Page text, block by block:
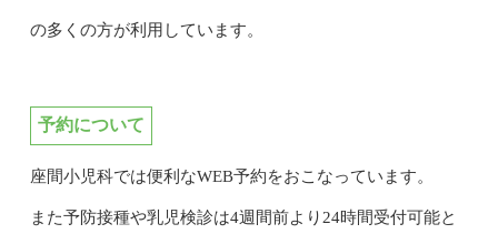
の多くの方が利用しています。
予約について
座間小児科では便利なWEB予約をおこなっています。
また予防接種や乳児検診は4週間前より24時間受付可能と